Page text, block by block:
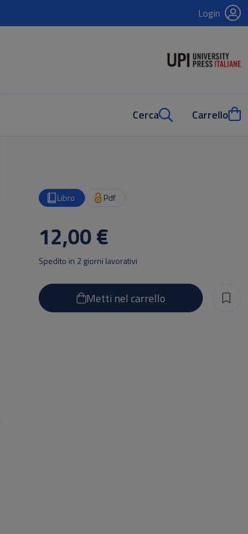
Login
Cerca Carrello
Libro Pdf
12,00 €
Metti nel carrello
Spedito in 2 giorni lavorativi